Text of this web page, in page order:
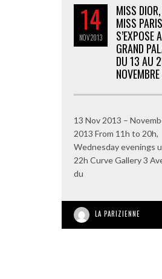
14
NOV2013
MISS
MISS
S’EXPOSE
GRAND
DU 13 AU
13 Nov 2013 –
2013 From 11h to 20h,
Wednesday evenings
22h Curve Gallery 3
du
LA PARIZIENNE